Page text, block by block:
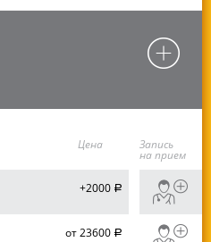
Цена Запись
на прием
+2000 руб.
от 23600 руб.